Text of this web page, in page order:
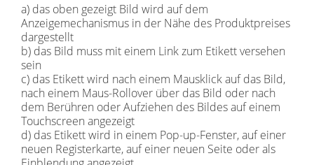
a) das oben gezeigt Bild wird auf dem
Anzeigemechanismus in der Nähe des Produktpreises
dargestellt
b) das Bild muss mit einem Link zum Etikett versehen
sein
c) das Etikett wird nach einem Mausklick auf das Bild,
nach einem Maus-Rollover über das Bild oder nach
dem Berühren oder Aufziehen des Bildes auf einem
Touchscreen angezeigt
d) das Etikett wird in einem Pop-up-Fenster, auf einer
neuen Registerkarte, auf einer neuen Seite oder als